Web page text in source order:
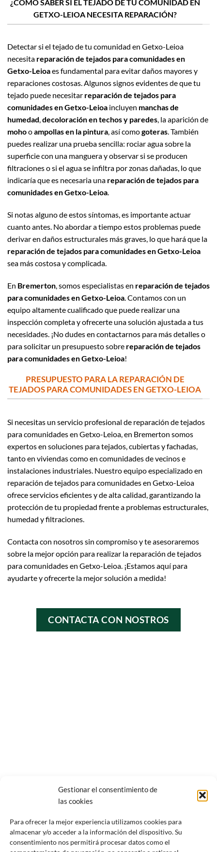
Gestionar el consentimiento de
las cookies
Para ofrecer la mejor experiencia utilizamos cookies para
almacenar y/o acceder a la información del dispositivo. Su
consentimiento nos permitirá procesar datos como el
¿CÓMO SABER SI EL TEJADO DE TU COMUNIDAD EN
GETXO-LEIOA NECESITA REPARACIÓN?
Detectar si el tejado de tu comunidad en Getxo-Leioa
necesita reparación de tejados para comunidades en
Getxo-Leioaes fundamental para evitar daños mayores y
reparaciones costosas. Algunos signos evidentes de que tu
tejado puede necesitar reparación de tejados para
comunidades en Getxo-Leioa incluyen manchas de
humedad,decoloración en techos y paredes, la aparición de
mohooampollas en la pintura, así comogoteras. También
puedes realizar una prueba sencilla: rociar agua sobre la
superficie con una manguera y observar si se producen
filtraciones o si el agua se infiltra por zonas dañadas, lo que
indicaría que es necesaria una reparación de tejados para
comunidades en Getxo-Leioa.
Si notas alguno de estos síntomas, es importante actuar
cuanto antes. No abordar a tiempo estos problemas puede
derivar en daños estructurales más graves, lo que hará que la
reparación de tejados para comunidades en Getxo-Leioa
sea más costosa y complicada.
En Bremerton, somos especialistas en reparación de tejados
para comunidades en Getxo-Leioa. Contamos con un
equipo altamente cualificado que puede realizar una
inspección completa y ofrecerte una solución ajustada a tus
necesidades. ¡No dudes en contactarnos para más detalles o
para solicitar un presupuesto sobre reparación de tejados
para comunidades en Getxo-Leioa!
PRESUPUESTO PARA LA REPARACIÓN DE
TEJADOS PARA COMUNIDADES EN GETXO-LEIOA
Si necesitas un servicio profesional de reparación de tejados
para comunidades en Getxo-Leioa, en Bremerton somos
expertos en soluciones para tejados, cubiertas y fachadas,
tanto en viviendas como en comunidades de vecinos e
instalaciones industriales. Nuestro equipo especializado en
reparación de tejados para comunidades en Getxo-Leioa
ofrece servicios eficientes y de alta calidad, garantizando la
protección de tu propiedad frente a problemas estructurales,
humedad y filtraciones.
Contacta con nosotros sin compromiso y te asesoraremos
sobre la mejor opción para realizar la reparación de tejados
para comunidades en Getxo-Leioa. ¡Estamos aquí para
ayudarte y ofrecerte la mejor solución a medida!
CONTACTA CON NOSTROS